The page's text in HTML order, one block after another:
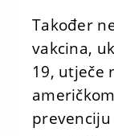
Također
vakcina,
19, utječe